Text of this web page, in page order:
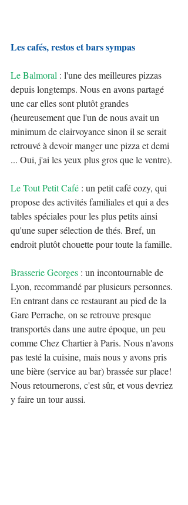
Les cafés, restos et bars sympas
Le Balmoral : l'une des meilleures pizzas
depuis longtemps. Nous en avons partagé
une car elles sont plutôt grandes
(heureusement que l'un de nous avait un
minimum de clairvoyance sinon il se serait
retrouvé à devoir manger une pizza et demi
... Oui, j'ai les yeux plus gros que le ventre).
Le Tout Petit Café : un petit café cozy, qui
propose des activités familiales et qui a des
tables spéciales pour les plus petits ainsi
qu'une super sélection de thés. Bref, un
endroit plutôt chouette pour toute la famille.
Brasserie Georges : un incontournable de
Lyon, recommandé par plusieurs personnes.
En entrant dans ce restaurant au pied de la
Gare Perrache, on se retrouve presque
transportés dans une autre époque, un peu
comme Chez Chartier à Paris. Nous n'avons
pas testé la cuisine, mais nous y avons pris
une bière (service au bar) brassée sur place!
Nous retournerons, c'est sûr, et vous devriez
y faire un tour aussi.